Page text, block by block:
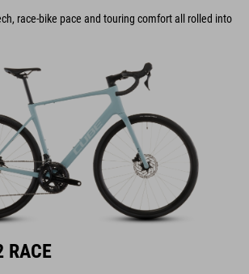
race-bike pace and touring comfort all rolled into
RACE